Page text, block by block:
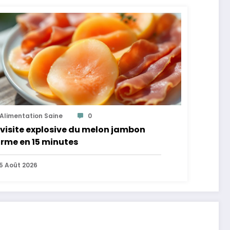
Saine 0
explosive du melon jambon
en 15 minutes
Août 2026